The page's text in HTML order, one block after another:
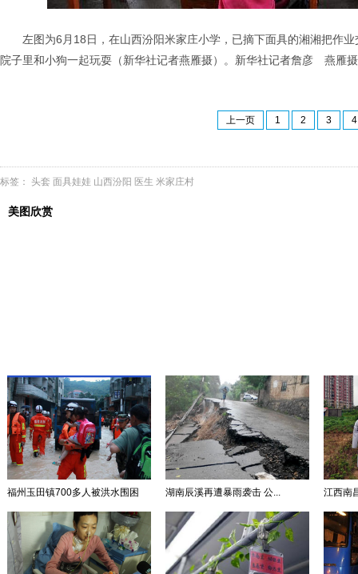
左图为6月18日，在山西汾阳米家庄小学，已摘下面具的湘湘把作
院子里和小狗一起玩耍（新华社记者燕雁摄）。新华社记者詹彦 燕雁摄
上一页 1 2 3 4
标签： 头套 面具娃娃 山西汾阳 医生 米家庄村
美图欣赏
福州玉田镇700多人被洪水围困 湖南辰溪再遭暴雨袭击 公... 江西南